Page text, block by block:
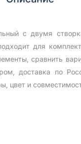
с двумя
для
сравнить
доставка по
цвет и